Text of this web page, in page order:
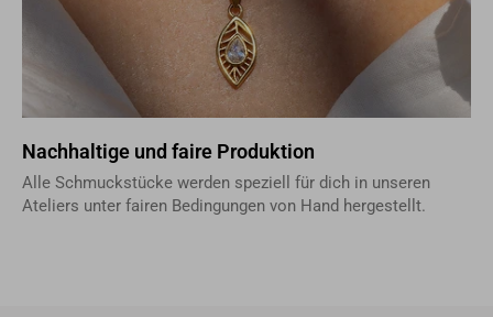
Nachhaltige und faire Produktion
Alle Schmuckstücke werden speziell für dich in unseren
Ateliers unter fairen Bedingungen von Hand hergestellt.